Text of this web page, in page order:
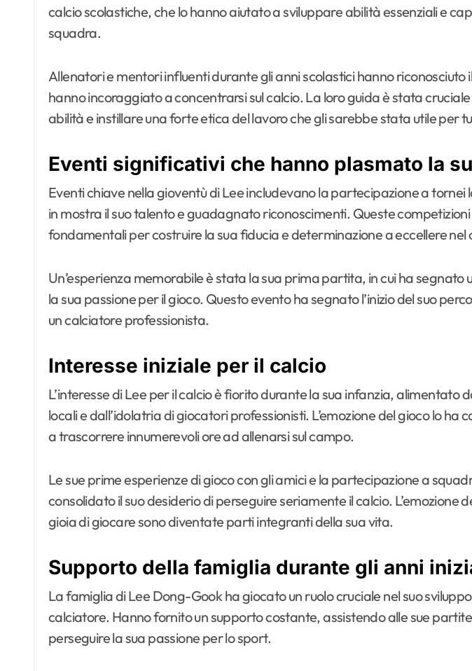
calcio scolastiche, che lo hanno aiutato a sviluppare abilità essenziali e
squadra.
Allenatori e mentori influenti durante gli anni scolastici hanno riconosciuto
hanno incoraggiato a concentrarsi sul calcio. La loro guida è stata
abilità e instillare una forte etica del lavoro che gli sarebbe stata utile per
Eventi significativi che hanno plasmato la
Eventi chiave nella gioventù di Lee includevano la partecipazione a tornei
in mostra il suo talento e guadagnato riconoscimenti. Queste
fondamentali per costruire la sua fiducia e determinazione a eccellere nel
Un’esperienza memorabile è stata la sua prima partita, in cui ha segnato
la sua passione per il gioco. Questo evento ha segnato l’inizio del suo
un calciatore professionista.
Interesse iniziale per il calcio
L’interesse di Lee per il calcio è fiorito durante la sua infanzia, alimentato
locali e dall’idolatria di giocatori professionisti. L’emozione del gioco lo
a trascorrere innumerevoli ore ad allenarsi sul campo.
Le sue prime esperienze di gioco con gli amici e la partecipazione a
consolidato il suo desiderio di perseguire seriamente il calcio. L’emozione
gioia di giocare sono diventate parti integranti della sua vita.
Supporto della famiglia durante gli anni
La famiglia di Lee Dong-Gook ha giocato un ruolo cruciale nel suo
calciatore. Hanno fornito un supporto costante, assistendo alle sue
perseguire la sua passione per lo sport.